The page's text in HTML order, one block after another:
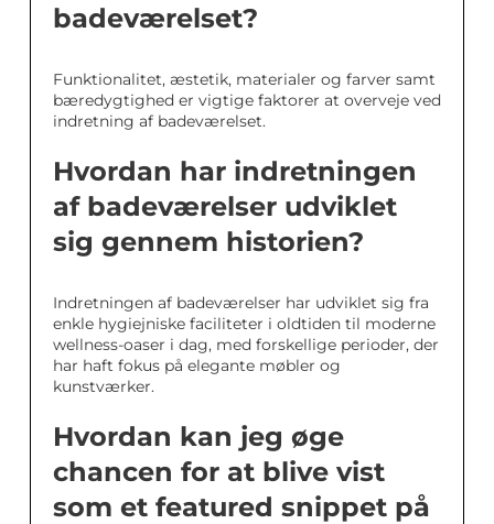
badeværelset?
Funktionalitet, æstetik, materialer og farver samt
bæredygtighed er vigtige faktorer at overveje ved
indretning af badeværelset.
Hvordan har indretningen
af badeværelser udviklet
sig gennem historien?
Indretningen af badeværelser har udviklet sig fra
enkle hygiejniske faciliteter i oldtiden til moderne
wellness-oaser i dag, med forskellige perioder, der
har haft fokus på elegante møbler og
kunstværker.
Hvordan kan jeg øge
chancen for at blive vist
som et featured snippet på